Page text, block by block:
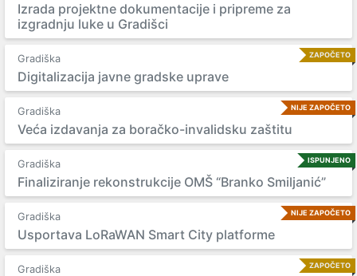
Izrada projektne dokumentacije i pripreme za
izgradnju luke u Gradišci
ZAPOČETO
Gradiška
Digitalizacija javne gradske uprave
NIJE ZAPOČETO
Gradiška
Veća izdavanja za boračko-invalidsku zaštitu
ISPUNJENO
Gradiška
Finaliziranje rekonstrukcije OMŠ “Branko Smiljanić”
NIJE ZAPOČETO
Gradiška
Usportava LoRaWAN Smart City platforme
ZAPOČETO
Gradiška